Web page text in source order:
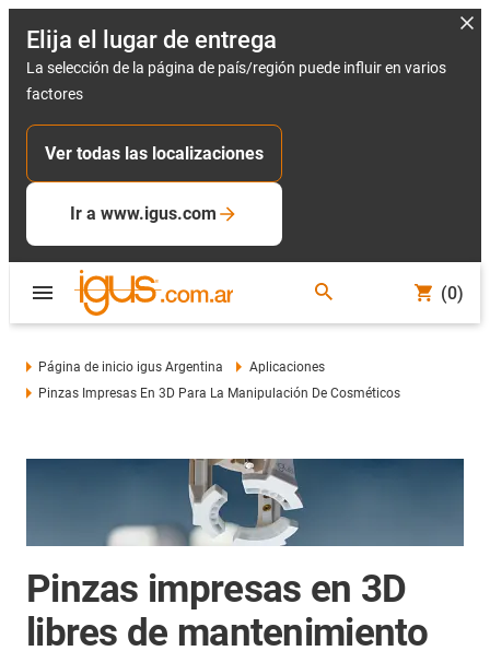
Elija el lugar de entrega
La selección de la página de país/región puede influir en varios
factores
Ver todas las localizaciones
Ir a www.igus.com
(0)
Página de inicio igus Argentina
Aplicaciones
Pinzas Impresas En 3D Para La Manipulación De Cosméticos
Pinzas impresas en 3D
libres de mantenimiento